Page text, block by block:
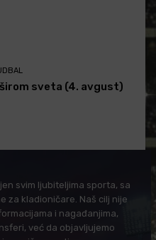
sveta (4. avgust)
svim ljubiteljima sporta, sa
za kladioničare. Naš cilj nije
i nagađanjima,
već da objavljujemo